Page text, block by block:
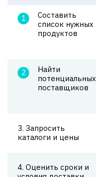
Составить
список нужных
продуктов
Найти
потенциальных
поставщиков
3. Запросить
каталоги и цены
4. Оценить сроки и